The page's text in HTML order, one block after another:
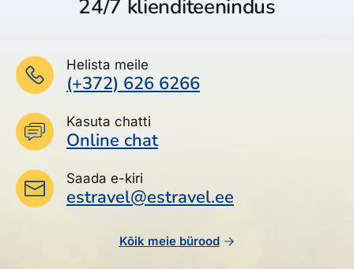
24/7 klienditeenindus
Helista meile
(+372) 626 6266
Kasuta chatti
Online chat
Saada e-kiri
estravel@estravel.ee
Kõik meie bürood